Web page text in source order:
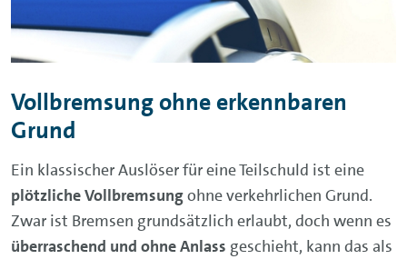
Vollbremsung ohne erkennbaren
Grund
Ein klassischer Auslöser für eine Teilschuld ist eine
plötzliche Vollbremsungohne verkehrlichen Grund.
Zwar ist Bremsen grundsätzlich erlaubt, doch wenn es
überraschend und ohne Anlass geschieht, kann das als